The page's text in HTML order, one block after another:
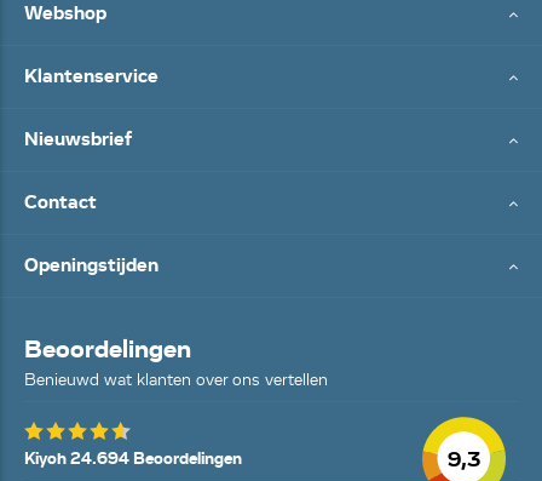
Webshop
Klantenservice
Nieuwsbrief
Contact
Openingstijden
Beoordelingen
Benieuwd wat klanten over ons vertellen
9,3
Kiyoh 24.694 Beoordelingen